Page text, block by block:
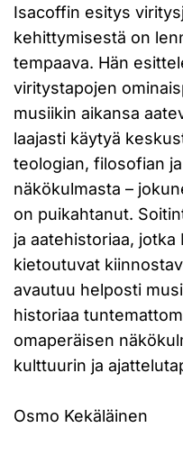
Isacoffin esitys
kehittymisestä on
tempaava. Hän
viritystapojen
musiikin aikansa
laajasti käytyä
teologian, filosofian
näkökulmasta –
on puikahtanut.
ja aatehistoriaa,
kietoutuvat
avautuu helposti
historiaa
omaperäisen
kulttuurin ja
Osmo Kekäläinen